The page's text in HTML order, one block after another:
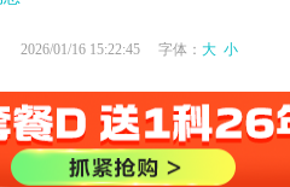
2026/01/16 15:22:45 字体： 大 小